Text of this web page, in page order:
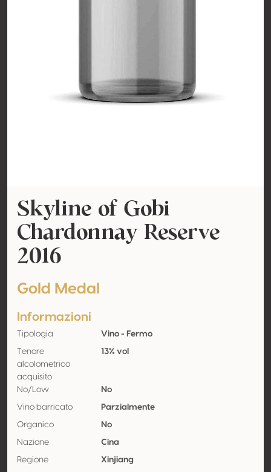
Skyline of Gobi
Chardonnay Reserve
2016
Gold Medal
Informazioni
Tipologia Vino - Fermo
Tenore
alcolometrico
acquisito
13% vol
No/Low No
Vino barricato Parzialmente
Organico No
Nazione Cina
Regione Xinjiang